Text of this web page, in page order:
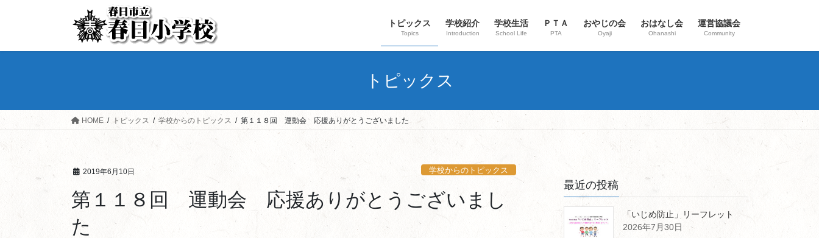
トピックス
Topics
学校紹介
Introduction
学校生活
School Life
ＰＴＡ
PTA
おやじの会
Oyaji
おはなし会
Ohanashi
運営協議会
Community
トピックス
HOME トピックス 学校からのトピックス 第１１８回 運動会 応援ありがとうございました
2019年6月10日 学校からのトピックス
第１１８回 運動会 応援ありがとうございまし
た
最近の投稿
「いじめ防止」リーフレット
2026年7月30日